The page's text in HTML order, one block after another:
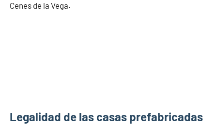
Cenes de la Vega.
Legalidad de las casas prefabricadas